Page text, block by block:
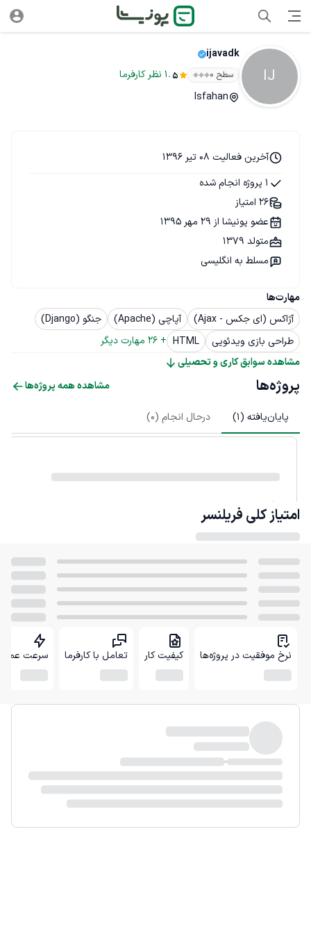
IJ
ijavadk
سطح ۰ 5
.
1 نظر کارفرما
Isfahan
مهارت‌ها
آژاکس (ای جکس - Ajax)
آپاچی (Apache)
جنگو (Django)
طراحی بازی ویدئویی
HTML
+
26 مهارت دیگر
مشاهده سوابق کاری و تحصیلی
آخرین فعالیت 08 تیر 1396
1 پروژه انجام شده
26 امتیاز
عضو پونیشا از 29 مهر 1395
متولد 1379
مسلط به انگلیسی
پروژه‌ها مشاهده همه پروژه‌ها
پایان‌یافته (1
) درحال انجام (0
)
امتیاز کلی فریلنسر
نرخ موفقیت در پروژه‌ها کیفیت کار تعامل با کارفرما سرعت عمل